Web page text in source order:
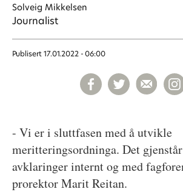
Solveig Mikkelsen
Journalist
Publisert 17.01.2022 - 06:00
- Vi er i sluttfasen med å utvikle
meritteringsordninga. Det
avklaringer internt og med
prorektor Marit Reitan.